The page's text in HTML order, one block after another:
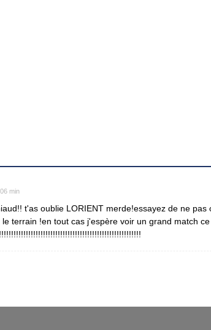
min
t'as oublie LORIENT merde!essayez de ne pas
terrain !en tout cas j'espère voir un grand match